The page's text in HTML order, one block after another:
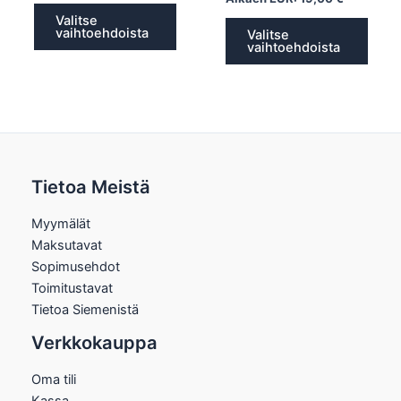
Valitse
vaihtoehdoista Valitse
vaihtoehdoista
Tietoa Meistä
Myymälät
Maksutavat
Sopimusehdot
Toimitustavat
Tietoa Siemenistä
Verkkokauppa
Oma tili